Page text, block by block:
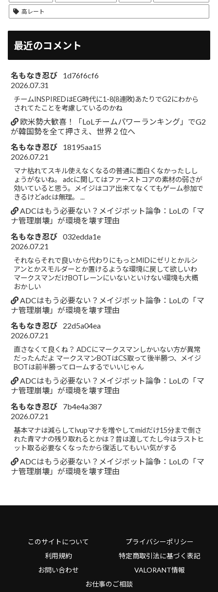
高レート
最近のコメント
名もなき忍び
1d76f6cf6
2026.07.31
チームINSPIREDはEG時代に1-8(8連敗)あたりでG2にわから
されてたことを考慮しているのかね
欧米勢大歓喜！「LoLチームパワーランキング」でG2
が韓国勢を全て押さえ、世界２位へ
名もなき忍び
18195aa15
2026.07.21
マナ枯れてスキル使えなくなるの普通に面白くなかったしし
ょうがないね。 adcに関してはファーストコアの素材の弱さが
効いていると思う。メイジはコア出来てなくてもゲーム参加で
きるけどadcは無理。 ...
ADCはもう必要ない？メイジボット論争：LoLの「マ
ナ管理崩壊」が環境を壊す理由
名もなき忍び 032edda1e
2026.07.21
それならそれで良いから代わりにもっとMIDにゼリとかルシ
アンとかスモルダーとか置けるような環境に戻して欲しいわ
マークスマンだけBOTレーンにいないといけない環境も大概
おかしい
ADCはもう必要ない？メイジボット論争：LoLの「マ
ナ管理崩壊」が環境を壊す理由
名もなき忍び
22d5a04ea
2026.07.21
直さなくて良くね？ ADCにマークスマンしかいない方が異常
だったんだよ マークスマンBOTはCS取って後半勝つ、メイジ
BOTは前半勝ってロームするでいいじゃん
ADCはもう必要ない？メイジボット論争：LoLの「マ
ナ管理崩壊」が環境を壊す理由
名もなき忍び
7b4e4a387
2026.07.21
基本マナは減らしてlvupマナを増やしてmidだけ15分まで倒さ
れた青マナの残り取れるとかは？昔は渡してたし今はラストヒ
ット取る必要なくなったから復活してもいい気がする
ADCはもう必要ない？メイジボット論争：LoLの「マ
ナ管理崩壊」が環境を壊す理由
このサイトについて
プライバシーポリシー
利用規約
特定商取引法に基づく表記
お問い合わせ
VALORANT情報
お仕事のご相談